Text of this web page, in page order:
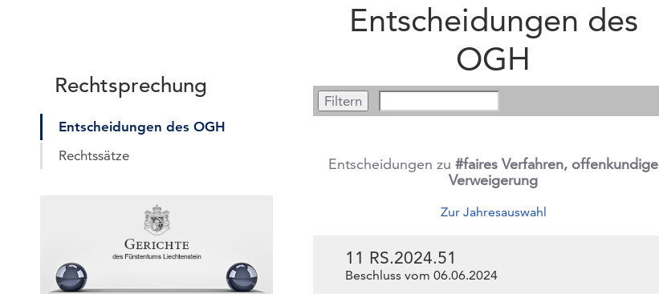
Rechtsprechung
Entscheidungen des OGH
Rechtssätze
Entscheidungen des
OGH
Entscheidungen zu#faires Verfahren, offenkundige
Verweigerung
Zur Jahresauswahl
11 RS.2024.51
Beschluss vom 06.06.2024